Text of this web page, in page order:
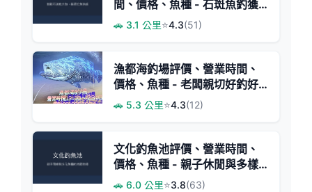
間、價格、魚種 - 石斑魚釣獲
樂園
🚗 3.1 公里⭐4.3(51)
漁都海釣場評價、營業時間、
價格、魚種 - 老闆親切好釣好
魚池
🚗 5.3 公里⭐4.3(12)
文化釣魚池評價、營業時間、
價格、魚種 - 親子休閒與多樣
魚種體驗
🚗 6.0 公里⭐3.8(63)